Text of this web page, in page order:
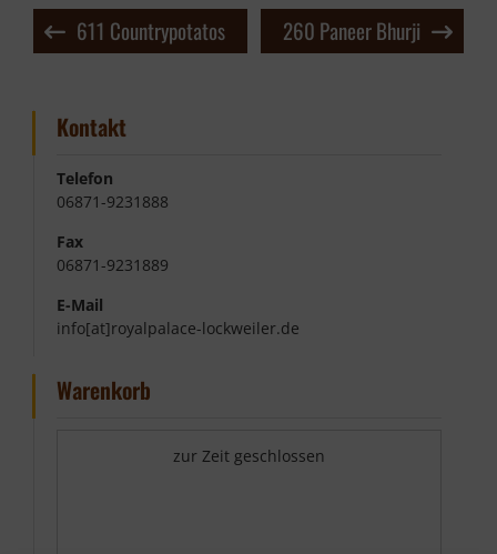
Beitragsnavigation
611 Countrypotatos 260 Paneer Bhurji
Kontakt
Telefon
06871-9231888
Fax
06871-9231889
E-Mail
info[at]royalpalace-lockweiler.de
Warenkorb
zur Zeit geschlossen